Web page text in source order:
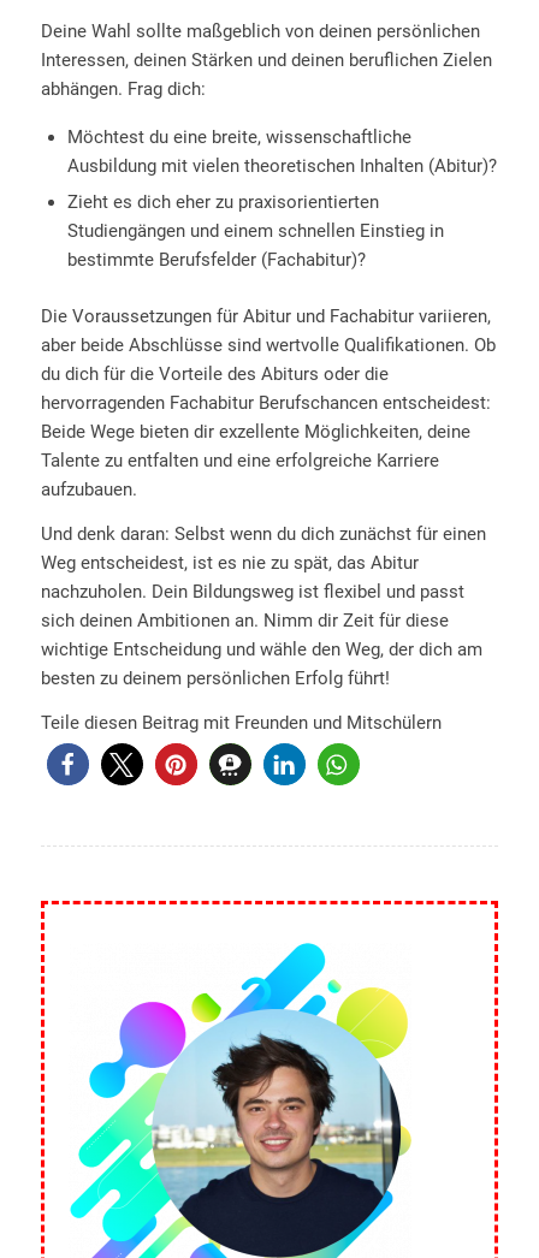
Deine Wahl sollte maßgeblich von deinen persönlichen
Interessen, deinen Stärken und deinen beruflichen Zielen
abhängen. Frag dich:
Möchtest du eine breite, wissenschaftliche
Ausbildung mit vielen theoretischen Inhalten (Abitur)?
Zieht es dich eher zu praxisorientierten
Studiengängen und einem schnellen Einstieg in
bestimmte Berufsfelder (Fachabitur)?
Die Voraussetzungen für Abitur und Fachabitur variieren,
aber beide Abschlüsse sind wertvolle Qualifikationen. Ob
du dich für die Vorteile des Abiturs oder die
hervorragenden Fachabitur Berufschancen entscheidest:
Beide Wege bieten dir exzellente Möglichkeiten, deine
Talente zu entfalten und eine erfolgreiche Karriere
aufzubauen.
Und denk daran: Selbst wenn du dich zunächst für einen
Weg entscheidest, ist es nie zu spät, das Abitur
nachzuholen. Dein Bildungsweg ist flexibel und passt
sich deinen Ambitionen an. Nimm dir Zeit für diese
wichtige Entscheidung und wähle den Weg, der dich am
besten zu deinem persönlichen Erfolg führt!
Teile diesen Beitrag mit Freunden und Mitschülern